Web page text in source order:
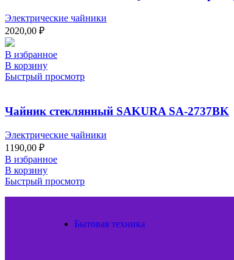
Электрические чайники
2020,00 ₽
В избранное
В корзину
Быстрый просмотр
Чайник стеклянный SAKURA SA-2737BK
Электрические чайники
1190,00 ₽
В избранное
В корзину
Быстрый просмотр
Бытовая техника